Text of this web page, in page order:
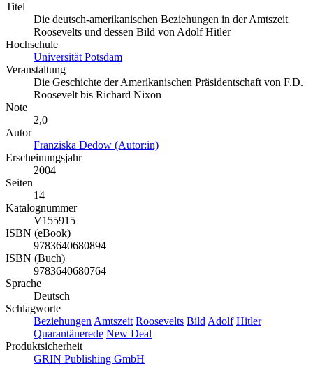
Titel
Die deutsch-amerikanischen Beziehungen in der Amtszeit
Roosevelts und dessen Bild von Adolf Hitler
Hochschule
Universität Potsdam
Veranstaltung
Die Geschichte der Amerikanischen Präsidentschaft von F.D.
Roosevelt bis Richard Nixon
Note
2,0
Autor
Franziska Dedow (Autor:in)
Erscheinungsjahr
2004
Seiten
14
Katalognummer
V155915
ISBN (eBook)
9783640680894
ISBN (Buch)
9783640680764
Sprache
Deutsch
Schlagworte
Beziehungen Amtszeit Roosevelts Bild Adolf Hitler
Quarantänerede New Deal
Produktsicherheit
GRIN Publishing GmbH